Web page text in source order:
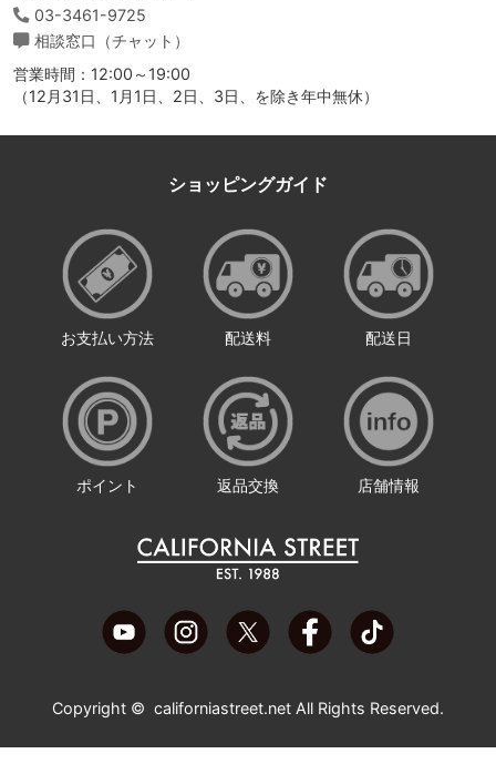
03-3461-9725
相談窓口（チャット）
営業時間：12:00～19:00
（12月31日、1月1日、2日、3日、を除き年中無休）
ショッピングガイド
お支払い方法 配送料 配送日
ポイント 返品交換 店舗情報
Copyright © californiastreet.net All Rights Reserved.